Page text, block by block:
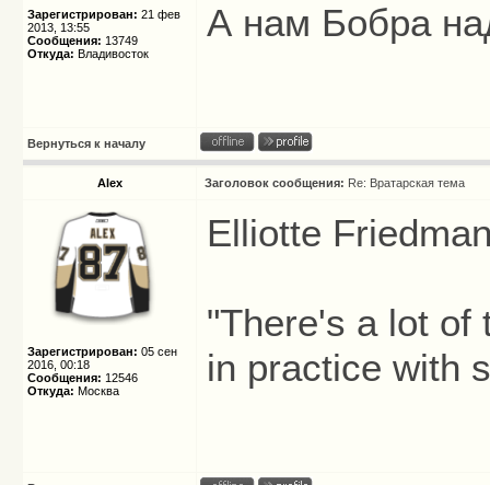
Зарегистрирован: 21 фев
2013, 13:55
Сообщения: 13749
Откуда: Владивосток
А нам Бобра
Вернуться к началу
Alex Заголовок сообщения: Re: Вратарская тема
Зарегистрирован: 05 сен
2016, 00:18
Сообщения: 12546
Откуда: Москва
Elliotte
"There's a lot of
in practice with